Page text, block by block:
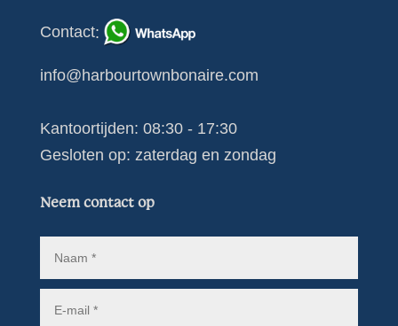
Contact:
info@harbourtownbonaire.com
Kantoortijden: 08:30 - 17:30
Gesloten op: zaterdag en zondag
Neem contact op